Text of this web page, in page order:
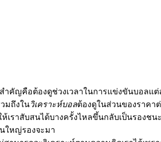
ำคัญคือต้องดูช่วงเวลาในการแข่งขันบอลแต่
มถึงในวิเคราะห์บอลต้องดูในส่วนของราคา
เราสับสนได้บางครั้งไหลขึ้นกลับเป็นรอ
ใหญ่รองจะมา